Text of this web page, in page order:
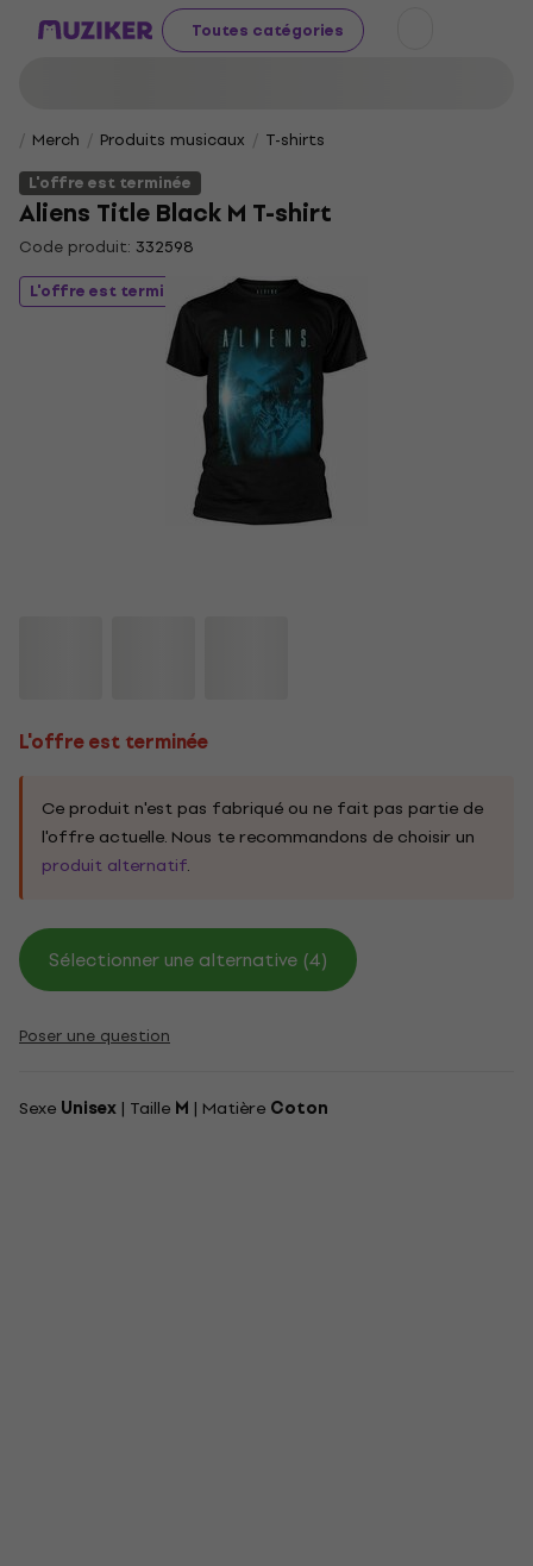
Toutes catégories
Merch Produits musicaux
T-shirts
L'offre est terminée
Aliens Title Black M T-shirt
Code produit: 332598
L'offre est terminée
L'offre est terminée
Ce produit n'est pas fabriqué ou ne fait pas partie de
l'offre actuelle. Nous te recommandons de choisir un
produit alternatif.
Sélectionner une alternative (4)
Poser une question
Sexe Unisex | Taille M | Matière Coton